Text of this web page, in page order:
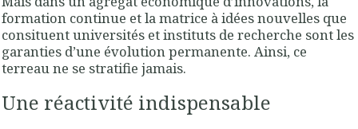
formation continue et la matrice à idées nouvelles que
consituent universités et instituts de recherche sont les
garanties d’une évolution permanente. Ainsi, ce
terreau ne se stratifie jamais.
Une réactivité indispensable